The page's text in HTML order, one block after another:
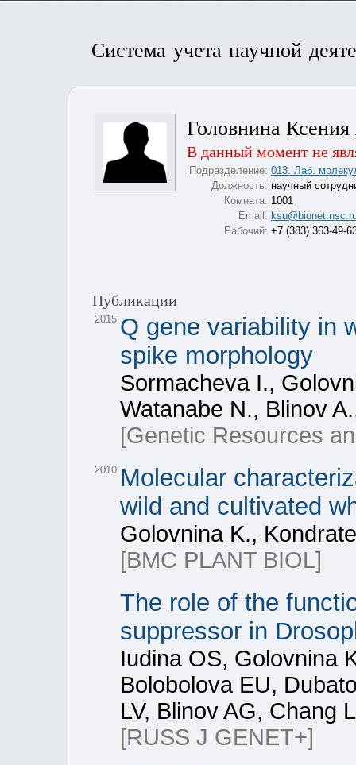
Система учета научной
Головнина
В данный момент не
Подразделение: 013. Лаб.
Должность: научный
Комната: 1001
Email:
Рабочий: +7 (383) 363-49-
Публикации
2015 Q gene variability in
spike morphology
Sormacheva I.,
Watanabe N., Blinov
[Genetic Resources
2010 Molecular
wild and cultivated
Golovnina K.,
[BMC PLANT BIOL]
The role of the
suppressor in
Iudina OS, Golovnina
Bolobolova EU,
LV, Blinov AG, Chang
[RUSS J GENET+]